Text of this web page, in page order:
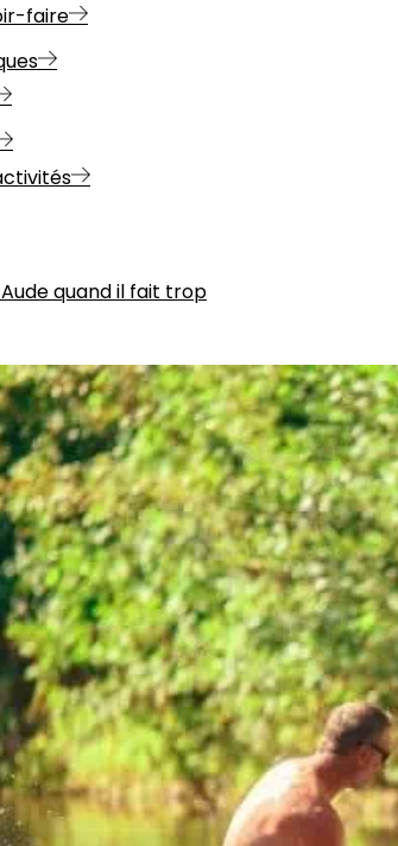
faire
quand il fait trop